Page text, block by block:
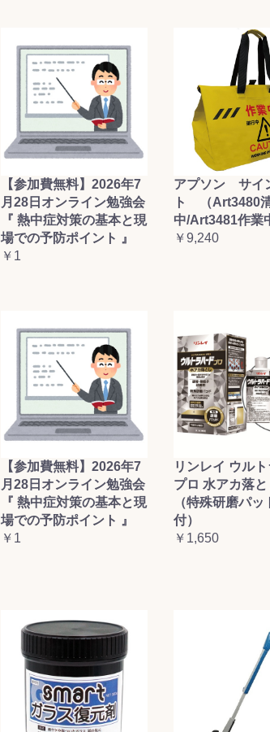
【参加費無料】2026年7
月28日オンライン勉強会
『 熱中症対策の基本と現
場での予防ポイント 』
￥1
アプソン サイ
ト （Art3480
中/Art3481作業
￥9,240
【参加費無料】2026年7
月28日オンライン勉強会
『 熱中症対策の基本と現
場での予防ポイント 』
￥1
リンレイ ウル
プロ 水アカ落と
（特殊研磨パッ
付）
￥1,650